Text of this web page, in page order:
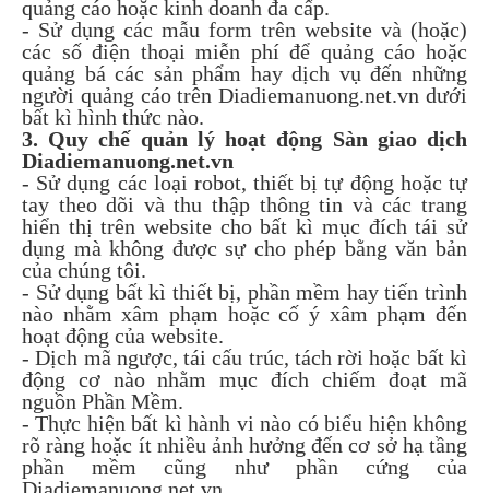
quảng cáo hoặc kinh doanh đa cấp.
- Sử dụng các mẫu form trên website và (hoặc)
các số điện thoại miễn phí để quảng cáo hoặc
quảng bá các sản phẩm hay dịch vụ đến những
người quảng cáo trên Diadiemanuong.net.vn dưới
bất kì hình thức nào.
3. Quy chế quản lý hoạt động Sàn giao dịch
Diadiemanuong.net.vn
- Sử dụng các loại robot, thiết bị tự động hoặc tự
tay theo dõi và thu thập thông tin và các trang
hiển thị trên website cho bất kì mục đích tái sử
dụng mà không được sự cho phép bằng văn bản
của chúng tôi.
- Sử dụng bất kì thiết bị, phần mềm hay tiến trình
nào nhằm xâm phạm hoặc cố ý xâm phạm đến
hoạt động của website.
- Dịch mã ngược, tái cấu trúc, tách rời hoặc bất kì
động cơ nào nhằm mục đích chiếm đoạt mã
nguồn Phần Mềm.
- Thực hiện bất kì hành vi nào có biểu hiện không
rõ ràng hoặc ít nhiều ảnh hưởng đến cơ sở hạ tầng
phần mềm cũng như phần cứng của